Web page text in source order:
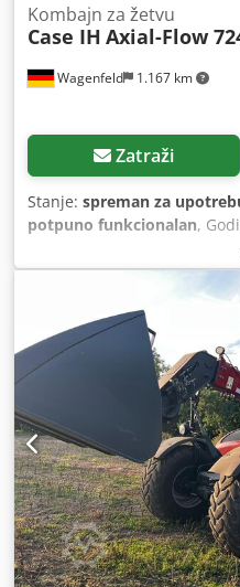
Wagenfeld 1.167 km
Kombajn za žetvu
Case IH Axial-Flow
Zatraži
Stanje: spreman za
potpuno funkcionalan,
366 kW
maksimalna brzina:30 km/h
sljedeći pregled (TÜV):07/
500/85 R24, broj mašine/
kabina, klima-uređaj,
rezač